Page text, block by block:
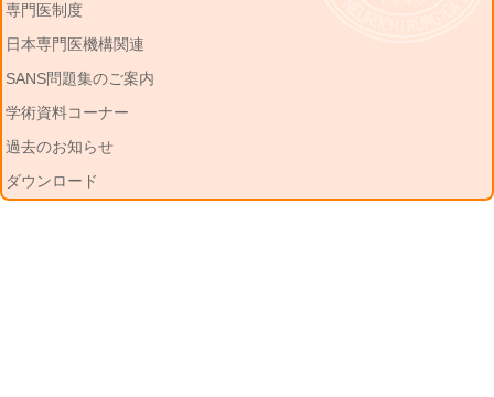
専門医制度
日本専門医機構関連
SANS問題集のご案内
学術資料コーナー
過去のお知らせ
ダウンロード